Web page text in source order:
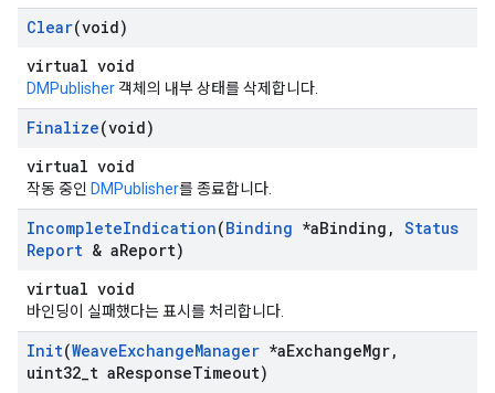
Clear(void)
virtual void
DMPublisher 객체의 내부 상태를 삭제합니다.
Finalize(void)
virtual void
작동 중인 DMPublisher를 종료합니다.
IncompleteIndication(Binding *aBinding , Status
Report & aReport)
virtual void
바인딩이 실패했다는 표시를 처리합니다.
Init(WeaveExchangeManager *aExchangeMgr,
uint32 t aResponseTimeout)